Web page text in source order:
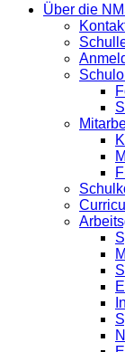
Über die